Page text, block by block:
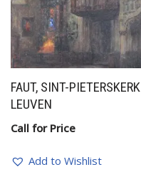
FAUT, SINT-PIETERSKERK
LEUVEN
Call for Price
Add to Wishlist